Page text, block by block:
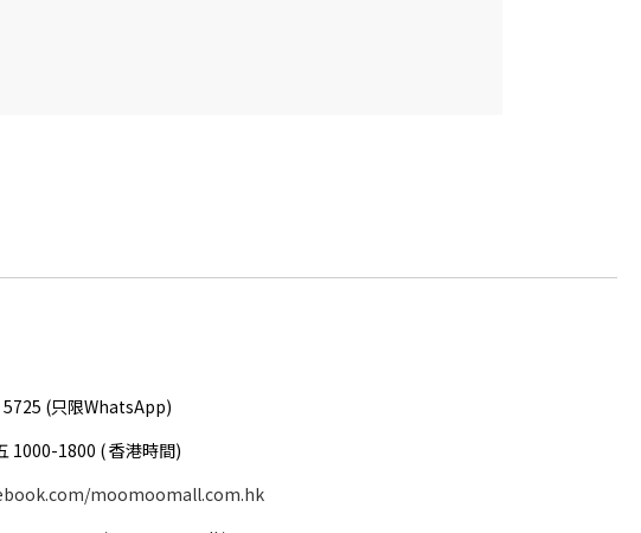
(只限WhatsApp)
1000-1800 ( 香港時間)
moomoomall.com.hk